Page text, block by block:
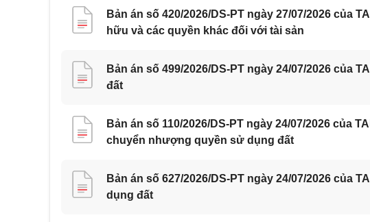
Bản án số 420/2026/DS-PT ngày 27/07/2026 của
hữu và các quyền khác đối với tài sản
Bản án số 499/2026/DS-PT ngày 24/07/2026 của
đất
Bản án số 110/2026/DS-PT ngày 24/07/2026 của
chuyển nhượng quyền sử dụng đất
Bản án số 627/2026/DS-PT ngày 24/07/2026 của
dụng đất